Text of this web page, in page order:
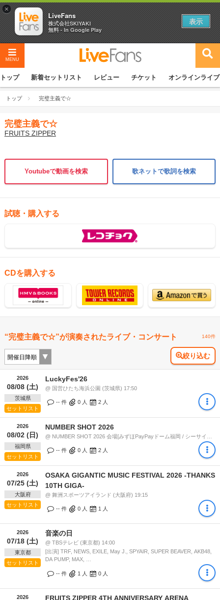
MENU
トップ 新着セットリスト レビュー チケット オンラインライブ
トップ 完璧主義で☆
完璧主義で☆
FRUITS ZIPPER
Youtubeで動画を検索 歌ネットで歌詞を検索
試聴・購入する
CDを購入する
“完璧主義で☆”が演奏されたライブ・コンサート 140件
絞り込む
2026
08/08 (土)
茨城県
セットリスト
LuckyFes'26
@ 国営ひたち海浜公園 (茨城県) 17:50
-- 件 0 人 2 人
2026
08/02 (日)
福岡県
セットリスト
NUMBER SHOT 2026
-- 件 0 人 2 人
2026
07/25 (土)
大阪府
セットリスト
OSAKA GIGANTIC MUSIC FESTIVAL 2026 -THANKS
10TH GIGA-
@ 舞洲スポーツアイランド (大阪府) 19:15
-- 件 0 人 1 人
2026
07/18 (土)
東京都
セットリスト
音楽の日
@ TBSテレビ (東京都) 14:00
[出演] TRF, NEWS, EXILE, May J., SPYAIR, SUPER BEAVER, AKB48,
DA PUMP, MAX, …
-- 件 1 人 0 人
2026
FRUITS ZIPPER 4TH ANNIVERSARY ARENA
×
LiveFans
株式会社SKIYAKI
無料 - In Google Play
表示